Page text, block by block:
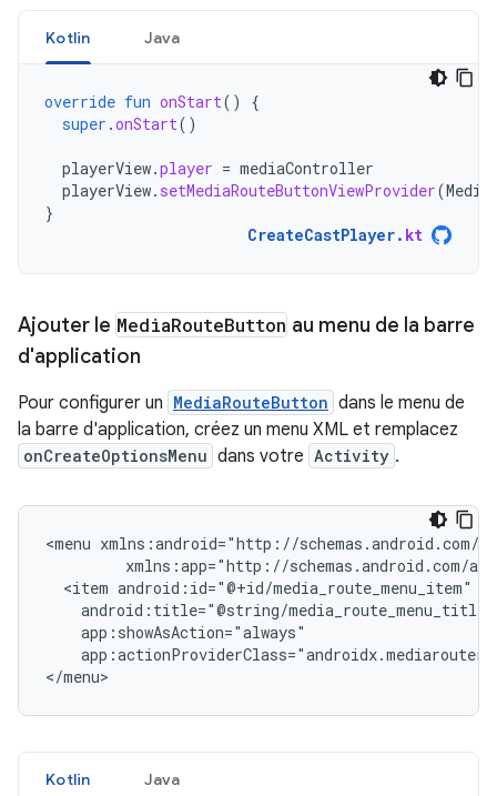
Kotlin Java
override fun onStart()
{
super .onStart()
playerView.player = mediaController
playerView. setMediaRouteButtonViewProvider(
}
CreateCastPlayer. kt
Ajouter le MediaRouteButton au menu de la barre
d'application
Pour configurer un MediaRouteButton dans le menu de
la barre d'application, créez un menu XML et remplacez
onCreateOptionsMenu dans votre Activity .
<menu
<item
Kotlin Java